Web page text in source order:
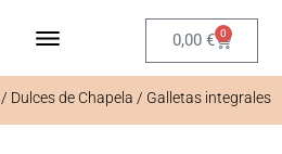
0,00 € 0
/ Dulces de Chapela / Galletas integrales